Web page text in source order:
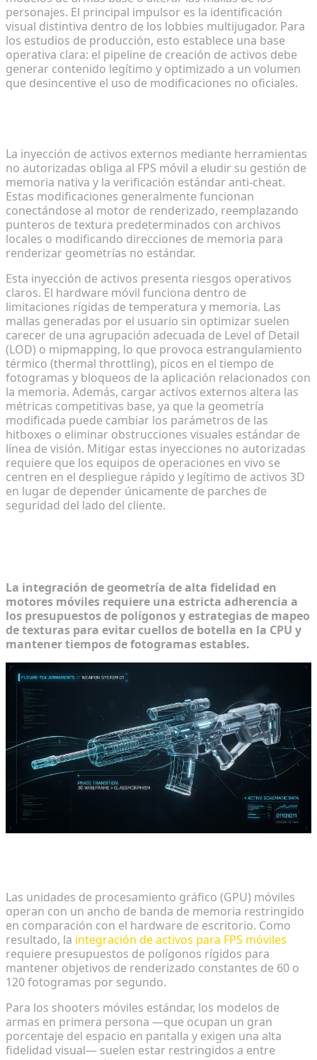
personajes. El principal impulsor es la identificación
visual distintiva dentro de los lobbies multijugador. Para
los estudios de producción, esto establece una base
operativa clara: el pipeline de creación de activos debe
generar contenido legítimo y optimizado a un volumen
que desincentive el uso de modificaciones no oficiales.
La inyección de activos externos mediante herramientas
no autorizadas obliga al FPS móvil a eludir su gestión de
memoria nativa y la verificación estándar anti-cheat.
Estas modificaciones generalmente funcionan
conectándose al motor de renderizado, reemplazando
punteros de textura predeterminados con archivos
locales o modificando direcciones de memoria para
renderizar geometrías no estándar.
Esta inyección de activos presenta riesgos operativos
claros. El hardware móvil funciona dentro de
limitaciones rígidas de temperatura y memoria. Las
mallas generadas por el usuario sin optimizar suelen
carecer de una agrupación adecuada de Level of Detail
(LOD) o mipmapping, lo que provoca estrangulamiento
térmico (thermal throttling), picos en el tiempo de
fotogramas y bloqueos de la aplicación relacionados con
la memoria. Además, cargar activos externos altera las
métricas competitivas base, ya que la geometría
modificada puede cambiar los parámetros de las
hitboxes o eliminar obstrucciones visuales estándar de
línea de visión. Mitigar estas inyecciones no autorizadas
requiere que los equipos de operaciones en vivo se
centren en el despliegue rápido y legítimo de activos 3D
en lugar de depender únicamente de parches de
seguridad del lado del cliente.
La integración de geometría de alta fidelidad en
motores móviles requiere una estricta adherencia a
los presupuestos de polígonos y estrategias de mapeo
de texturas para evitar cuellos de botella en la CPU y
mantener tiempos de fotogramas estables.
Las unidades de procesamiento gráfico (GPU) móviles
operan con un ancho de banda de memoria restringido
en comparación con el hardware de escritorio. Como
resultado, la integración de activos para FPS móviles
requiere presupuestos de polígonos rígidos para
mantener objetivos de renderizado constantes de 60 o
120 fotogramas por segundo.
Para los shooters móviles estándar, los modelos de
armas en primera persona —que ocupan un gran
porcentaje del espacio en pantalla y exigen una alta
fidelidad visual— suelen estar restringidos a entre